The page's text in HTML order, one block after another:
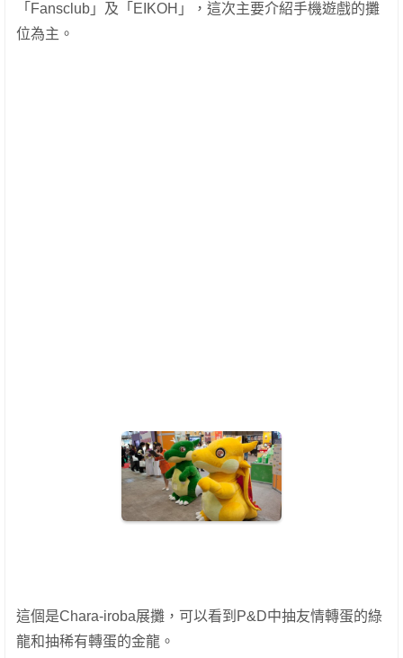
「 Fansclub」及「 EIKOH」，這次主要介紹手機遊戲的攤
位為主。
這個是Chara-iroba展攤，可以看到P&D中抽友情轉蛋的綠
龍和抽稀有轉蛋的金龍。